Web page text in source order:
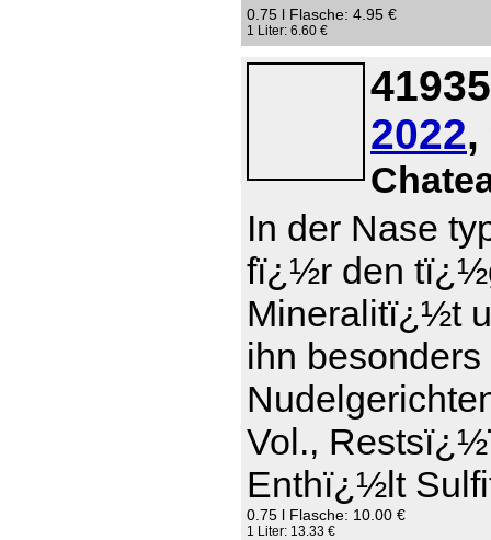
0.75 l Flasche: 4.95 €
1 Liter: 6.60 €
2022,
In der Nase
fï¿½r den
Mineralitï¿½t
ihn
Vol.,
Enthï¿½lt
0.75 l Flasche: 10.00 €
1 Liter: 13.33 €